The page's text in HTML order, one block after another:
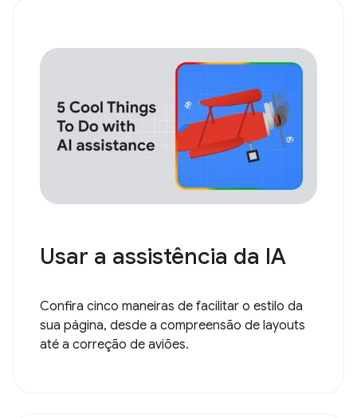
Usar a assistência da IA
Confira cinco maneiras de facilitar o estilo da
sua página, desde a compreensão de layouts
até a correção de aviões.